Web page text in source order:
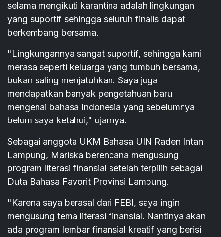
selama mengikuti karantina adalah lingkungan
yang suportif sehingga seluruh finalis dapat
berkembang bersama.
"Lingkungannya sangat suportif, sehingga kami
merasa seperti keluarga yang tumbuh bersama,
bukan saling menjatuhkan. Saya juga
mendapatkan banyak pengetahuan baru
mengenai bahasa Indonesia yang sebelumnya
belum saya ketahui," ujarnya.
Sebagai anggota UKM Bahasa UIN Raden Intan
Lampung, Mariska berencana mengusung
program literasi finansial setelah terpilih sebagai
Duta Bahasa Favorit Provinsi Lampung.
"Karena saya berasal dari FEBI, saya ingin
mengusung tema literasi finansial. Nantinya akan
ada program lembar finansial kreatif yang berisi